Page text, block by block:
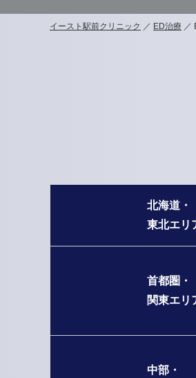
イースト駅前クリニック ED治療
北海道・
東北エリ
首都圏・
関東エリ
中部・